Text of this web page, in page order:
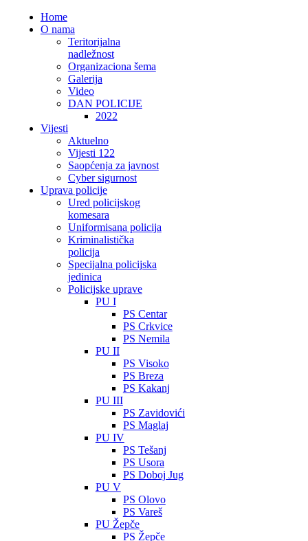
Home
O nama
Teritorijalna
nadležnost
Organizaciona šema
Galerija
Video
DAN POLICIJE
2022
Vijesti
Aktuelno
Vijesti 122
Saopćenja za javnost
Cyber sigurnost
Uprava policije
Ured policijskog
komesara
Uniformisana policija
Kriminalistička
policija
Specijalna policijska
jedinica
Policijske uprave
PU I
PS Centar
PS Crkvice
PS Nemila
PU II
PS Visoko
PS Breza
PS Kakanj
PU III
PS Zavidovići
PS Maglaj
PU IV
PS Tešanj
PS Usora
PS Doboj Jug
PU V
PS Olovo
PS Vareš
PU Žepče
PS Žepče